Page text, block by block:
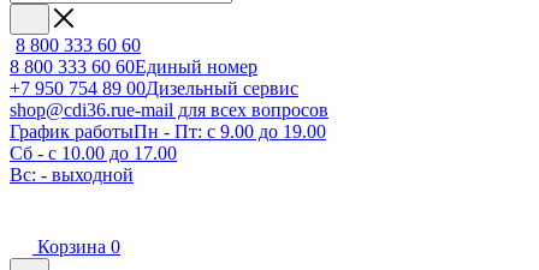
8 800 333 60 60
8 800 333 60 60Единый номер
+7 950 754 89 00Дизельный сервис
shop@cdi36.rue-mail для всех вопросов
График работыПн - Пт: с 9.00 до 19.00
Сб - с 10.00 до 17.00
Вс: - выходной
Корзина 0